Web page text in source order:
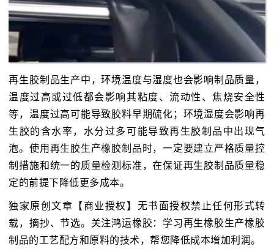
再生胶制品生产中，环境温度与湿度也会影响制品质量，
温度过高或过低都会影响其粘度、流动性、焦烧安全性
等，温度过高可能导致胶料早期硫化；环境湿度会影响再
生胶的含水率，水分过多可能导致再生胶制品中出现气
泡。使用再生胶生产橡胶制品时，一定要建立严格质量控
制措施和统一的质量检测标准，在保证再生胶制品质量稳
定的前提下降低更多成本。
独家原创文章【商业授权】无书面授权禁止任何形式转
载，摘抄、节选。关注鸿运橡胶：学习再生橡胶生产橡胶
制品的工艺配方和原料的技术，帮您降低成本增加利润。